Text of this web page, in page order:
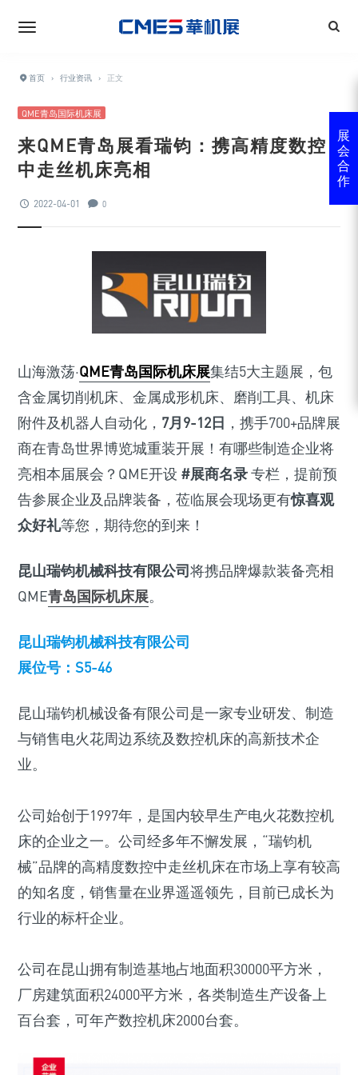
首页 › 行业资讯 › 正文
QME青岛国际机床展
来QME青岛展看瑞钧：携高精度数控
中走丝机床亮相
2022-04-01 0
山海激荡·QME青岛国际机床展集结5大主题展，包
含金属切削机床、金属成形机床、磨削工具、机床
附件及机器人自动化， 7月9-12日 ，携手700+品牌展
商在青岛世界博览城重装开展！有哪些制造企业将
亮相本届展会？QME开设 #展商名录专栏，提前预
告参展企业及品牌装备，莅临展会现场更有惊喜观
众好礼等您，期待您的到来！
昆山瑞钧机械科技有限公司将携品牌爆款装备亮相
QME青岛国际机床展。
昆山瑞钧机械科技有限公司
展位号：S5-46
昆山瑞钧机械设备有限公司是一家专业研发、制造
与销售电火花周边系统及数控机床的高新技术企
业。
公司始创于1997年，是国内较早生产电火花数控机
床的企业之一。公司经多年不懈发展，“瑞钧机
械”品牌的高精度数控中走丝机床在市场上享有较高
的知名度，销售量在业界遥遥领先，目前已成长为
行业的标杆企业。
公司在昆山拥有制造基地占地面积30000平方米，
厂房建筑面积24000平方米，各类制造生产设备上
百台套，可年产数控机床2000台套。
展
会
合
作